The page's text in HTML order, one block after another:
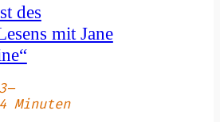
des
mit Jane
3–
4 Minuten